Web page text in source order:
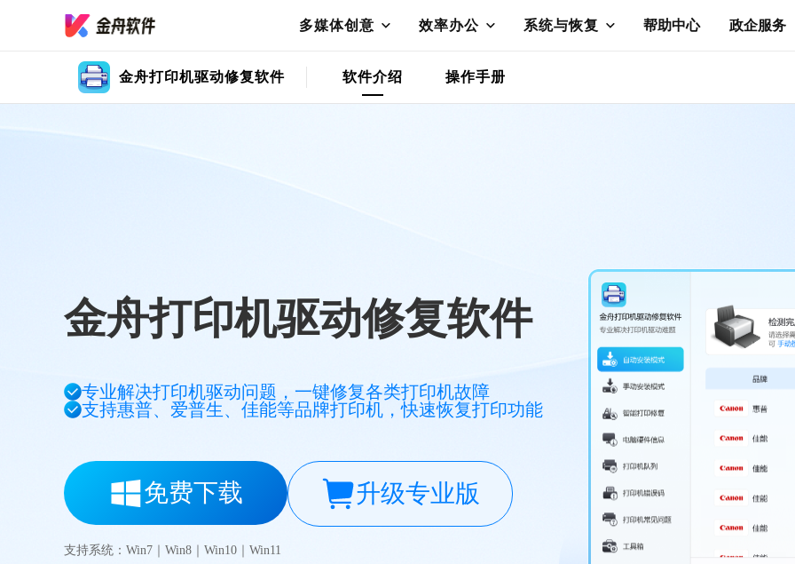
多媒体创意 效率办公 系统与恢复 帮助中心 政企服务
金舟打印机驱动修复软件 软件介绍 操作手册
金舟打印机驱动修复软件
专业解决打印机驱动问题，一键修复各类打印机故障
支持惠普、爱普生、佳能等品牌打印机，快速恢复打印功能
免费下载 升级专业版
支持系统：Win7｜Win8｜Win10｜Win11